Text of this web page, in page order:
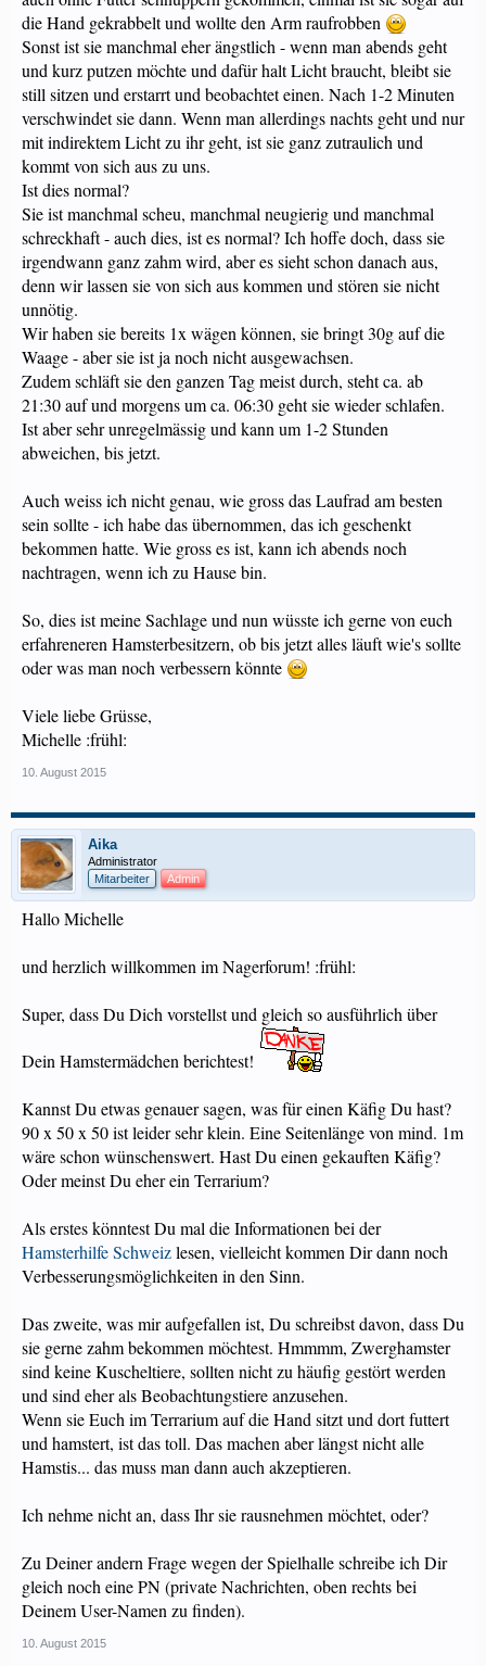
die Hand gekrabbelt und wollte den Arm raufrobben
Sonst ist sie manchmal eher ängstlich - wenn man abends geht
und kurz putzen möchte und dafür halt Licht braucht, bleibt sie
still sitzen und erstarrt und beobachtet einen. Nach 1-2 Minuten
verschwindet sie dann. Wenn man allerdings nachts geht und nur
mit indirektem Licht zu ihr geht, ist sie ganz zutraulich und
kommt von sich aus zu uns.
Ist dies normal?
Sie ist manchmal scheu, manchmal neugierig und manchmal
schreckhaft - auch dies, ist es normal? Ich hoffe doch, dass sie
irgendwann ganz zahm wird, aber es sieht schon danach aus,
denn wir lassen sie von sich aus kommen und stören sie nicht
unnötig.
Wir haben sie bereits 1x wägen können, sie bringt 30g auf die
Waage - aber sie ist ja noch nicht ausgewachsen.
Zudem schläft sie den ganzen Tag meist durch, steht ca. ab
21:30 auf und morgens um ca. 06:30 geht sie wieder schlafen.
Ist aber sehr unregelmässig und kann um 1-2 Stunden
abweichen, bis jetzt.
Auch weiss ich nicht genau, wie gross das Laufrad am besten
sein sollte - ich habe das übernommen, das ich geschenkt
bekommen hatte. Wie gross es ist, kann ich abends noch
nachtragen, wenn ich zu Hause bin.
So, dies ist meine Sachlage und nun wüsste ich gerne von euch
erfahreneren Hamsterbesitzern, ob bis jetzt alles läuft wie's sollte
oder was man noch verbessern könnte
Viele liebe Grüsse,
Michelle :frühl:
10. August 2015
Aika
Administrator
Mitarbeiter
Admin
Hallo Michelle
und herzlich willkommen im Nagerforum! :frühl:
Super, dass Du Dich vorstellst und gleich so ausführlich über
Dein Hamstermädchen berichtest!
Kannst Du etwas genauer sagen, was für einen Käfig Du hast?
90 x 50 x 50 ist leider sehr klein. Eine Seitenlänge von mind. 1m
wäre schon wünschenswert. Hast Du einen gekauften Käfig?
Oder meinst Du eher ein Terrarium?
Als erstes könntest Du mal die Informationen bei der
Hamsterhilfe Schweizlesen, vielleicht kommen Dir dann noch
Verbesserungsmöglichkeiten in den Sinn.
Das zweite, was mir aufgefallen ist, Du schreibst davon, dass Du
sie gerne zahm bekommen möchtest. Hmmmm, Zwerghamster
sind keine Kuscheltiere, sollten nicht zu häufig gestört werden
und sind eher als Beobachtungstiere anzusehen.
Wenn sie Euch im Terrarium auf die Hand sitzt und dort futtert
und hamstert, ist das toll. Das machen aber längst nicht alle
Hamstis... das muss man dann auch akzeptieren.
Ich nehme nicht an, dass Ihr sie rausnehmen möchtet, oder?
Zu Deiner andern Frage wegen der Spielhalle schreibe ich Dir
gleich noch eine PN (private Nachrichten, oben rechts bei
Deinem User-Namen zu finden).
10. August 2015